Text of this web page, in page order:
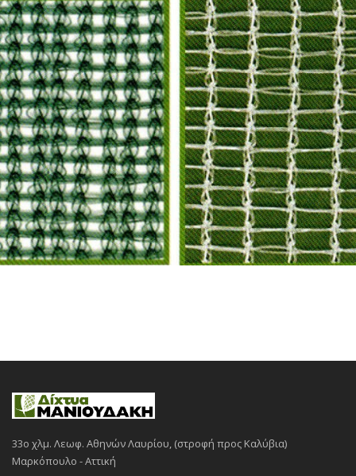
33ο χλμ. Λεωφ. Αθηνών Λαυρίου, (στροφή προς Καλύβια)
Μαρκόπουλο - Αττική